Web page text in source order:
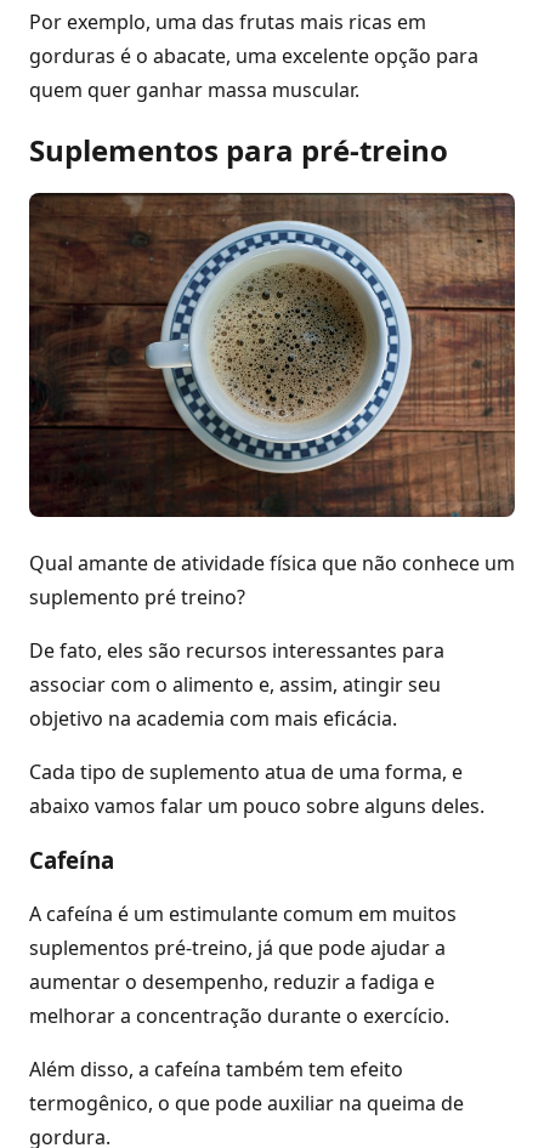
Por exemplo, uma das frutas mais ricas em
gorduras é o abacate, uma excelente opção para
quem quer ganhar massa muscular.
Suplementos para pré-treino
Qual amante de atividade física que não conhece um
suplemento pré treino?
De fato, eles são recursos interessantes para
associar com o alimento e, assim, atingir seu
objetivo na academia com mais eficácia.
Cada tipo de suplemento atua de uma forma, e
abaixo vamos falar um pouco sobre alguns deles.
Cafeína
A cafeína é um estimulante comum em muitos
suplementos pré-treino, já que pode ajudar a
aumentar o desempenho, reduzir a fadiga e
melhorar a concentração durante o exercício.
Além disso, a cafeína também tem efeito
termogênico, o que pode auxiliar na queima de
gordura.